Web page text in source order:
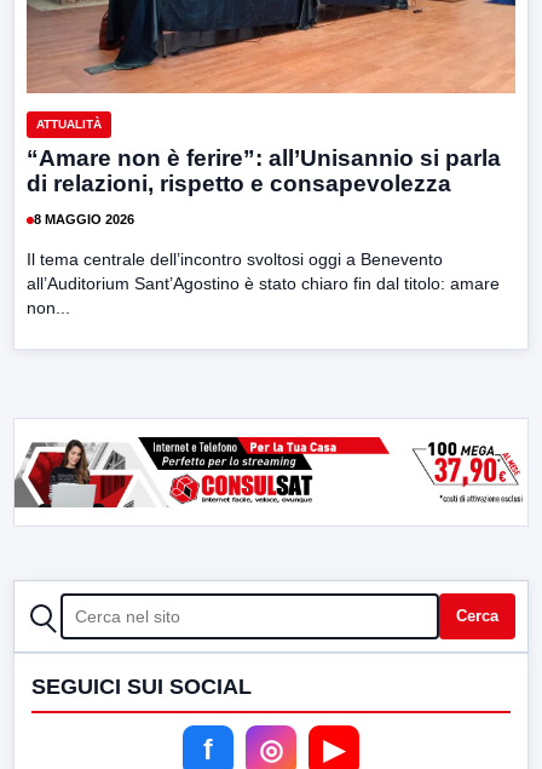
ATTUALITÀ
“Amare non è ferire”: all’Unisannio si parla
di relazioni, rispetto e consapevolezza
8 MAGGIO 2026
Il tema centrale dell’incontro svoltosi oggi a Benevento
all’Auditorium Sant’Agostino è stato chiaro fin dal titolo: amare
non...
CERCA Cerca
SEGUICI SUI SOCIAL
f ◎ ▶